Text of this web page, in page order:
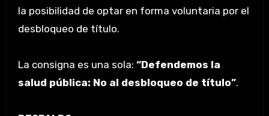
la posibilidad de optar en forma voluntaria por el
desbloqueo de título.
La consigna es una sola: “Defendemos la
salud pública: No al desbloqueo de título”.